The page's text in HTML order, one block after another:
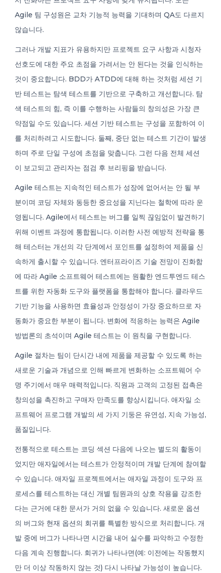
Agile 팀 구성원은 교차 기능적 능력을 기대하며 QA도 다르지
않습니다.
그러나 개발 지표가 유용하지만 프로젝트 요구 사항과 시청자
선호도에 대한 주요 초점을 가려서는 안 된다는 것을 인식하는
것이 중요합니다. BDD가 ATDD에 대해 하는 것처럼 세션 기
반 테스트는 탐색 테스트를 기반으로 구축하고 개선합니다. 탐
색 테스트의 힘, 즉 이를 수행하는 사람들의 창의성은 가장 큰
약점일 수도 있습니다. 세션 기반 테스트는 구성을 포함하여 이
를 처리하려고 시도합니다. 둘째, 중단 없는 테스트 기간이 발생
하며 주로 단일 구성에 초점을 맞춥니다. 그런 다음 전체 세션
이 보고되고 관리자는 점검 후 브리핑을 받습니다.
Agile 테스트는 지속적인 테스트가 성장에 없어서는 안 될 부
분이며 코딩 자체와 동등한 중요성을 지닌다는 철학에 따라 운
영됩니다. Agile에서 테스트는 버그를 일찍 끊임없이 발견하기
위해 이벤트 과정에 통합됩니다. 이러한 사전 예방적 전략을 통
해 테스터는 개선의 각 단계에서 포인트를 설정하여 제품을 신
속하게 출시할 수 있습니다. 엔터프라이즈 기술 전망이 진화함
에 따라 Agile 소프트웨어 테스트에는 원활한 엔드투엔드 테스
트를 위한 자동화 도구와 플랫폼을 통합해야 합니다. 클라우드
기반 기능을 사용하면 효율성과 안정성이 가장 중요하므로 자
동화가 중요한 부분이 됩니다. 변화에 적응하는 능력은 Agile
방법론의 초석이며 Agile 테스트는 이 원칙을 구현합니다.
Agile 절차는 팀이 단시간 내에 제품을 제공할 수 있도록 하는
새로운 기술과 개념으로 인해 빠르게 변화하는 소프트웨어 수
명 주기에서 매우 매력적입니다. 직원과 고객의 고정된 접촉은
창의성을 촉진하고 구매자 만족도를 향상시킵니다. 애자일 소
프트웨어 프로그램 개발의 세 가지 기둥은 유연성, 지속 가능성,
품질입니다.
전통적으로 테스트는 코딩 섹션 다음에 나오는 별도의 활동이
었지만 애자일에서는 테스트가 안정적이며 개발 단계에 참여할
수 있습니다. 애자일 프로젝트에서는 애자일 과정이 도구와 프
로세스를 테스트하는 대신 개별 팀원과의 상호 작용을 강조한
다는 근거에 대한 문서가 거의 없을 수 있습니다. 새로운 옵션
의 버그와 현재 옵션의 회귀를 특별한 방식으로 처리합니다. 개
발 중에 버그가 나타나면 시간을 내어 실수를 파악하고 수정한
다음 계속 진행합니다. 회귀가 나타나면(예: 이전에는 작동했지
만 더 이상 작동하지 않는 것) 다시 나타날 가능성이 높습니다.